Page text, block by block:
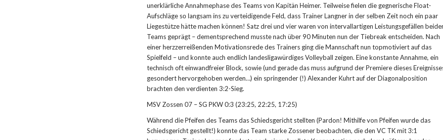
unerklärliche Annahmephase des Teams von Kapitän Heimer. Teilweise fielen die gegnerische Float-
Aufschläge so langsam ins zu verteidigende Feld, dass Trainer Langner in der selben Zeit noch ein paar
Liegestütze hätte machen können! Satz drei und vier waren von intervallartigen Leistungsgefällen
Teams geprägt – dementsprechend musste nach über 90 Minuten nun der Tiebreak entscheiden. Nach
einer herzzerreißenden Motivationsrede des Trainers ging die Mannschaft nun topmotiviert auf das
Spielfeld – und konnte auch endlich landesligawürdiges Volleyball zeigen. Eine konstante Annahme, ein
technisch oft einwandfreier Block, sowie (und gerade das muss aufgrund der Premiere dieses
gesondert hervorgehoben werden…) ein springender (!) Alexander Kuhrt auf der Diagonalposition
brachten den verdienten 3:2-Sieg.
MSV Zossen 07 – SG PKW 0:3 (23:25, 22:25, 17:25)
Während die Pfeifen des Teams das Schiedsgericht stellten (Pardon! Mithilfe von Pfeifen wurde das
Schiedsgericht gestellt!) konnte das Team starke Zossener beobachten, die den VC TK mit 3:1